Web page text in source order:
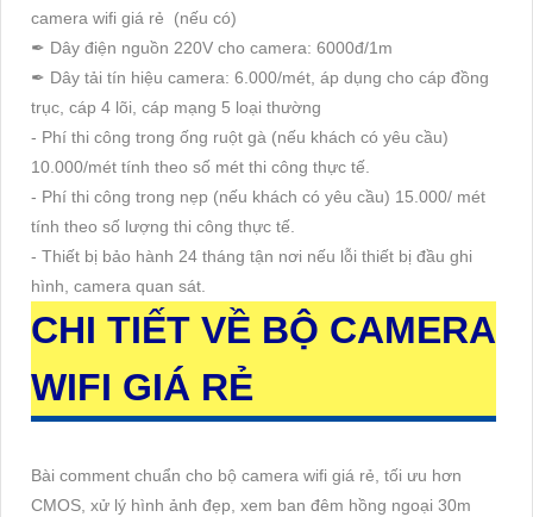
camera wifi giá rẻ (nếu có)
✒ Dây điện nguồn 220V cho camera: 6000đ/1m
✒ Dây tải tín hiệu camera: 6.000/mét, áp dụng cho cáp đồng
trục, cáp 4 lõi, cáp mạng 5 loại thường
- Phí thi công trong ống ruột gà (nếu khách có yêu cầu)
10.000/mét tính theo số mét thi công thực tế.
- Phí thi công trong nẹp (nếu khách có yêu cầu) 15.000/ mét
tính theo số lượng thi công thực tế.
- Thiết bị bảo hành 24 tháng tận nơi nếu lỗi thiết bị đầu ghi
hình, camera quan sát.
CHI TIẾT VỀ BỘ CAMERA
WIFI GIÁ RẺ
Bài comment chuẩn cho bộ camera wifi giá rẻ, tối ưu hơn
CMOS, xử lý hình ảnh đẹp, xem ban đêm hồng ngoại 30m